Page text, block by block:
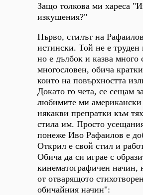
Защо толкова ми хареса
изкушения?"
Първо, стилът на
истински. Той не е труден
но е дълбок и казва
многословен, обича
които на повърхността
Докато го чета, се сещам
любимите ми американски
някакви препратки към
стила им. Просто
понеже Иво Рафаилов е
Открил е свой стил и
Обича да си играе с
кинематографичен начин,
от отварящото
обичайния начин":